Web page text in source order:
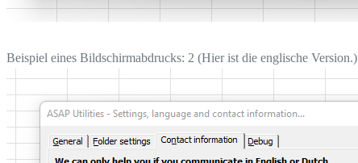
Beispiel eines Bildschirmabdrucks: 2 (Hier ist die englische Version.)